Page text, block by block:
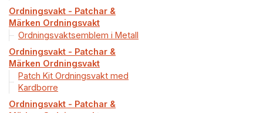
Ordningsvakt - Patchar &
Märken Ordningsvakt
Ordningsvaktsemblem i Metall
Ordningsvakt - Patchar &
Märken Ordningsvakt
Patch Kit Ordningsvakt med
Kardborre
Ordningsvakt - Patchar &